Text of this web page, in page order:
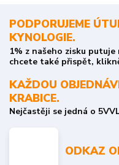
PODPORUJEME
KYNOLOGIE.
1% z našeho zisku
chcete také přispět,
KAŽDOU
KRABICE.
Nejčastěji se jedná o
ODKAZ